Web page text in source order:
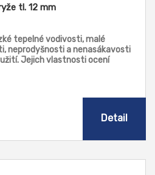
tl. 12 mm
tepelné vodivosti, malé
neprodyšnosti a nenasákavosti
Jejich vlastnosti ocení
Detail